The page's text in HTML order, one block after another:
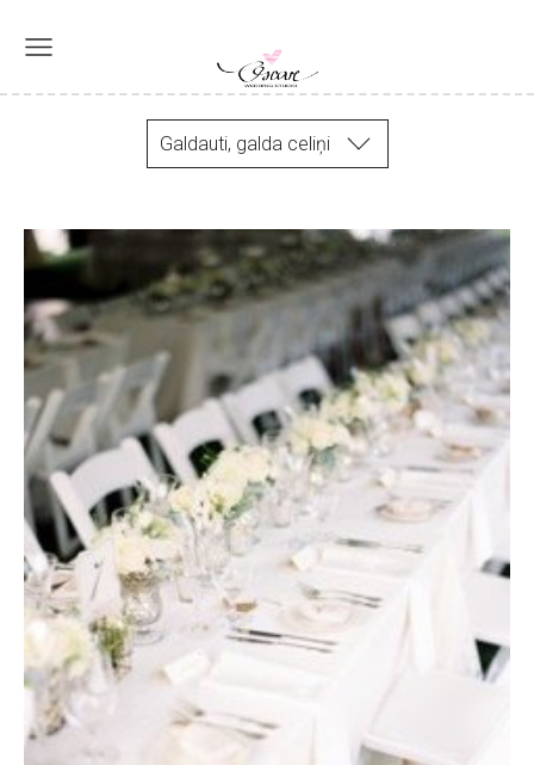
Galdauti, galda celiņi